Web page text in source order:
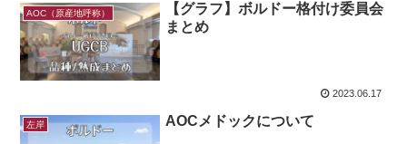
AOC（原産地呼称）
【グラフ】ボルドー格付け委員会
まとめ
2023.06.17
左岸 AOCメドックについて